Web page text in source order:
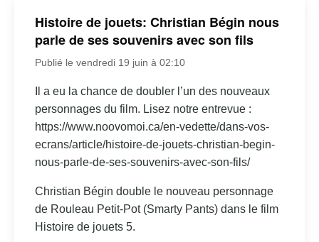
Histoire de jouets: Christian Bégin nous
parle de ses souvenirs avec son fils
Publié le vendredi 19 juin à 02:10
Il a eu la chance de doubler l’un des nouveaux
personnages du film. Lisez notre entrevue :
https://www.noovomoi.ca/en-vedette/dans-vos-
ecrans/article/histoire-de-jouets-christian-begin-
nous-parle-de-ses-souvenirs-avec-son-fils/
Christian Bégin double le nouveau personnage
de Rouleau Petit-Pot (Smarty Pants) dans le film
Histoire de jouets 5.